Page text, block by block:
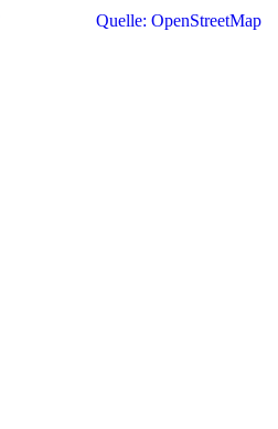
Quelle: OpenStreetMap